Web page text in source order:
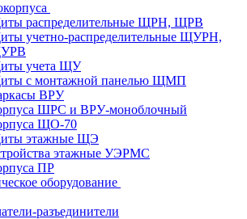
распределительные ЩРН, ЩРВ
учетно-распределительные ЩУРН,
учета ЩУ
с монтажной панелью ЩМП
ВРУ
ШРС и ВРУ-моноблочный
ЩО-70
этажные ЩЭ
этажные УЭРМС
ПР
оборудование
разъединители